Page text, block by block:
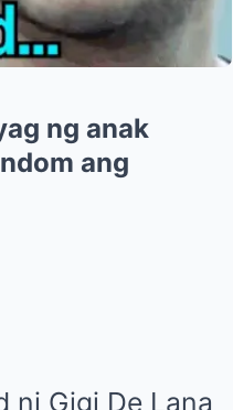
ng anak
ang
ni Gigi De Lana